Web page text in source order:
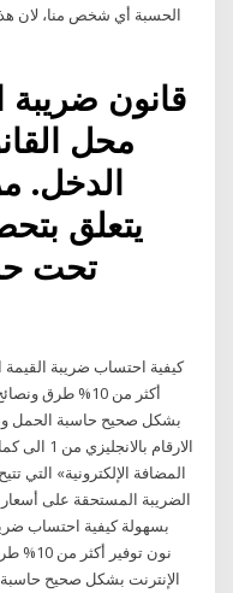
الحسبة أي شخص منا، لان
قانون ضريبة
محل
يتعلق
تحت
كيفية احتساب ضريبة
أكثر من 10%
بشكل صحيح حاسبة الحمل
الارقام
المضافة الإلكترونية» التي
الضريبة المستحقة على
بسهولة كيفية احتساب
نون
الإنترنت بشكل صحيح حاسبة